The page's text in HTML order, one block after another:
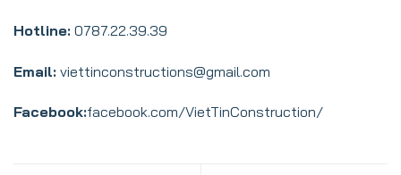
Hotline: 0787.22.39.39
Email: viettinconstructions@gmail.com
Facebook:facebook.com/VietTinConstruction/